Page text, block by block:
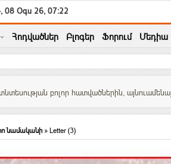
08 Օգս 26, 07:22
Հոդվածներ Բլոգեր Ֆորում Մեդիա
բոլոր հատվածներին,
նամականի» Letter (3)